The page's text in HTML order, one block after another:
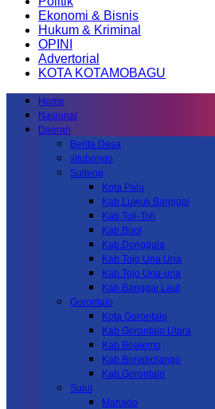
Ekonomi & Bisnis
Hukum & Kriminal
OPINI
Advertorial
KOTA KOTAMOBAGU
Home
Nasional
Daerah
Berita Desa
situbondo
Sulteng
Kota Palu
Kab.Luwuk Banggai
Kab.Toli-Toli
Kab.Buol
Kab.Donggala
Kab Tojo Una Una
Kab.Tojo Una-una
Kab.Banggai Laut
Gorontalo
Kota Gorontalo
Kab Gorontalo Utara
Kab Boalemo
Kab.Bonebolango
Kab.Gorontalo
Sulut
Manado